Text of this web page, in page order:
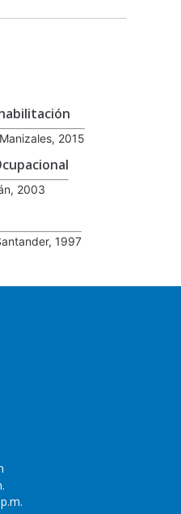
2015
2003
1997